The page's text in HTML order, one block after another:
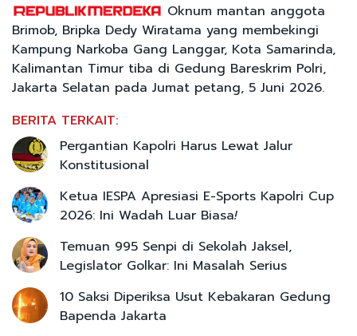
Oknum mantan anggota
Brimob, Bripka Dedy Wiratama yang membekingi
Kampung Narkoba Gang Langgar, Kota Samarinda,
Kalimantan Timur tiba di Gedung Bareskrim Polri,
Jakarta Selatan pada Jumat petang, 5 Juni 2026.
BERITA TERKAIT:
Pergantian Kapolri Harus Lewat Jalur
Konstitusional
Ketua IESPA Apresiasi E-Sports Kapolri Cup
2026: Ini Wadah Luar Biasa!
Temuan 995 Senpi di Sekolah Jaksel,
Legislator Golkar: Ini Masalah Serius
10 Saksi Diperiksa Usut Kebakaran Gedung
Bapenda Jakarta